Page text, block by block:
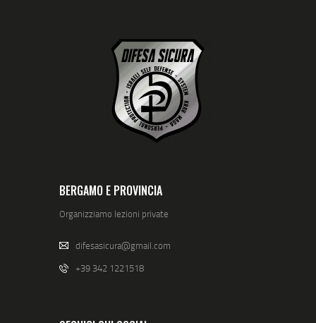
BERGAMO E PROVINCIA
Organizziamo lezioni private
difesasicura@gmail.com
+39 342 1221518